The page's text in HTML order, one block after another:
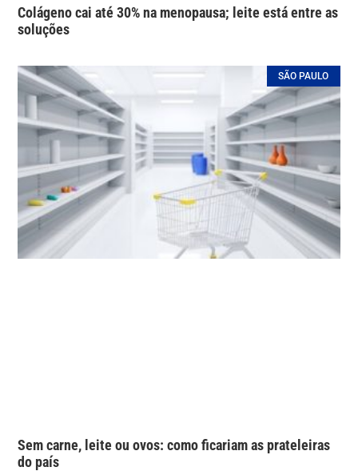
Colágeno cai até 30% na menopausa; leite está entre as
soluções
SÃO PAULO
Sem carne, leite ou ovos: como ficariam as prateleiras
do país